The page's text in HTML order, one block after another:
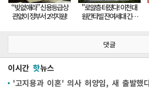
댓글
이시간 핫뉴스
'고지용과 이혼' 의사 허양임, 새 출발했